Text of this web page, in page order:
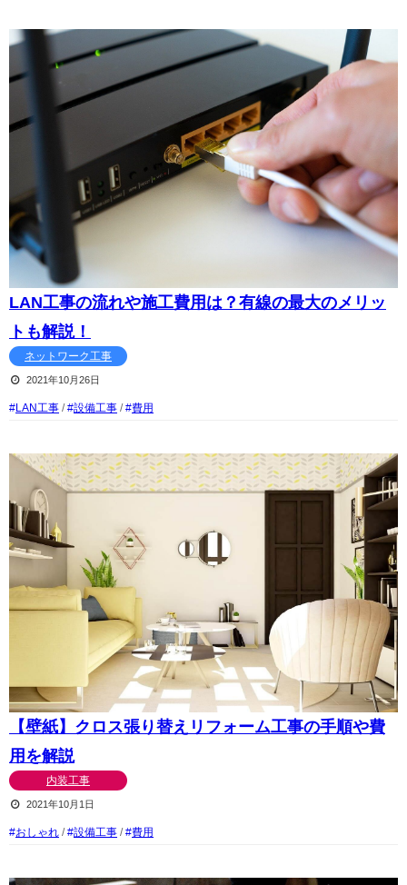
LAN工事の流れや施工費用は？有線の最大のメリッ
トも解説！
ネットワーク工事
2021年10月26日
LAN工事 / 設備工事 / 費用
【壁紙】クロス張り替えリフォーム工事の手順や費
用を解説
内装工事
2021年10月1日
おしゃれ / 設備工事 / 費用